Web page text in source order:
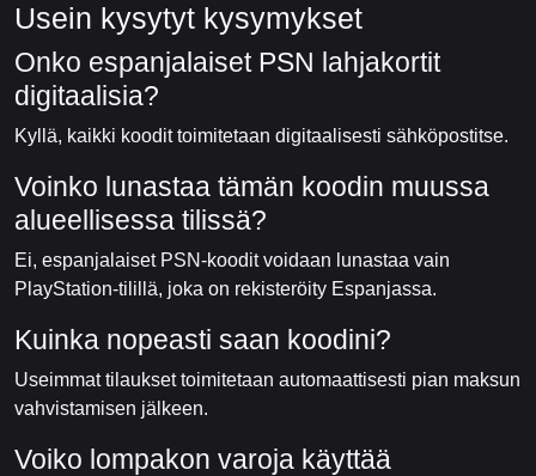
Usein kysytyt kysymykset
Onko espanjalaiset PSN lahjakortit
digitaalisia?
Kyllä, kaikki koodit toimitetaan digitaalisesti sähköpostitse.
Voinko lunastaa tämän koodin muussa
alueellisessa tilissä?
Ei, espanjalaiset PSN-koodit voidaan lunastaa vain
PlayStation-tilillä, joka on rekisteröity Espanjassa.
Kuinka nopeasti saan koodini?
Useimmat tilaukset toimitetaan automaattisesti pian maksun
vahvistamisen jälkeen.
Voiko lompakon varoja käyttää